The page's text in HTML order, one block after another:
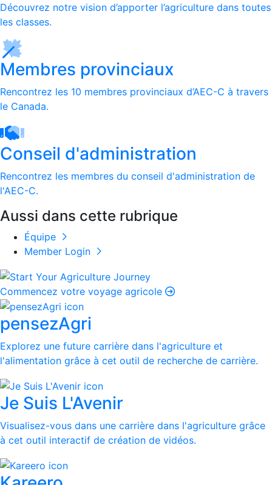
Découvrez notre vision d’apporter l’agriculture dans toutes
les classes.
Membres provinciaux
Rencontrez les 10 membres provinciaux d’AEC-C à travers
le Canada.
Conseil d'administration
Rencontrez les membres du conseil d'administration de
l'AEC-C.
Aussi dans cette rubrique
Équipe
Member Login
Commencez votre voyage agricole
pensezAgri
Explorez une future carrière dans l'agriculture et
l'alimentation grâce à cet outil de recherche de carrière.
Je Suis L'Avenir
Visualisez-vous dans une carrière dans l'agriculture grâce
à cet outil interactif de création de vidéos.